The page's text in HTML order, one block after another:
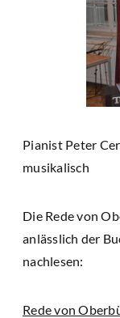
Pianist Peter
musikalisch
Die Rede von
anlässlich der
nachlesen:
Rede von